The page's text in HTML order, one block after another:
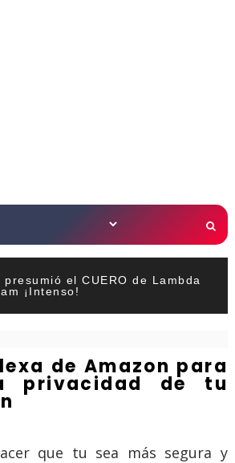
el CUERO de Lambda
¡Intenso!
de Amazon para
privacidad de tu